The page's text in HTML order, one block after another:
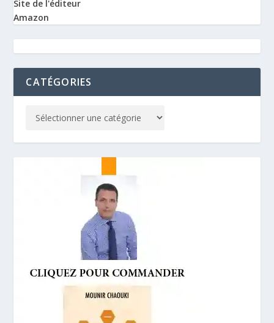
Site de l'éditeur
Amazon
CATÉGORIES